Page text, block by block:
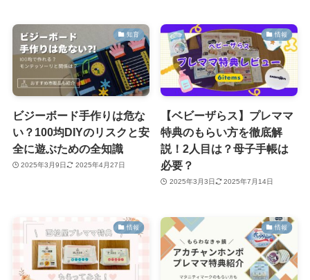
知育
ビジーボード手作りは危な
い？100均DIYのリスクと安
全に遊ぶための全知識
2025年3月9日 2025年4月27日
情報
【ベビーザらス】プレママ
特典のもらい方を徹底解
説！2人目は？母子手帳は
必要？
2025年3月3日 2025年7月14日
情報 情報